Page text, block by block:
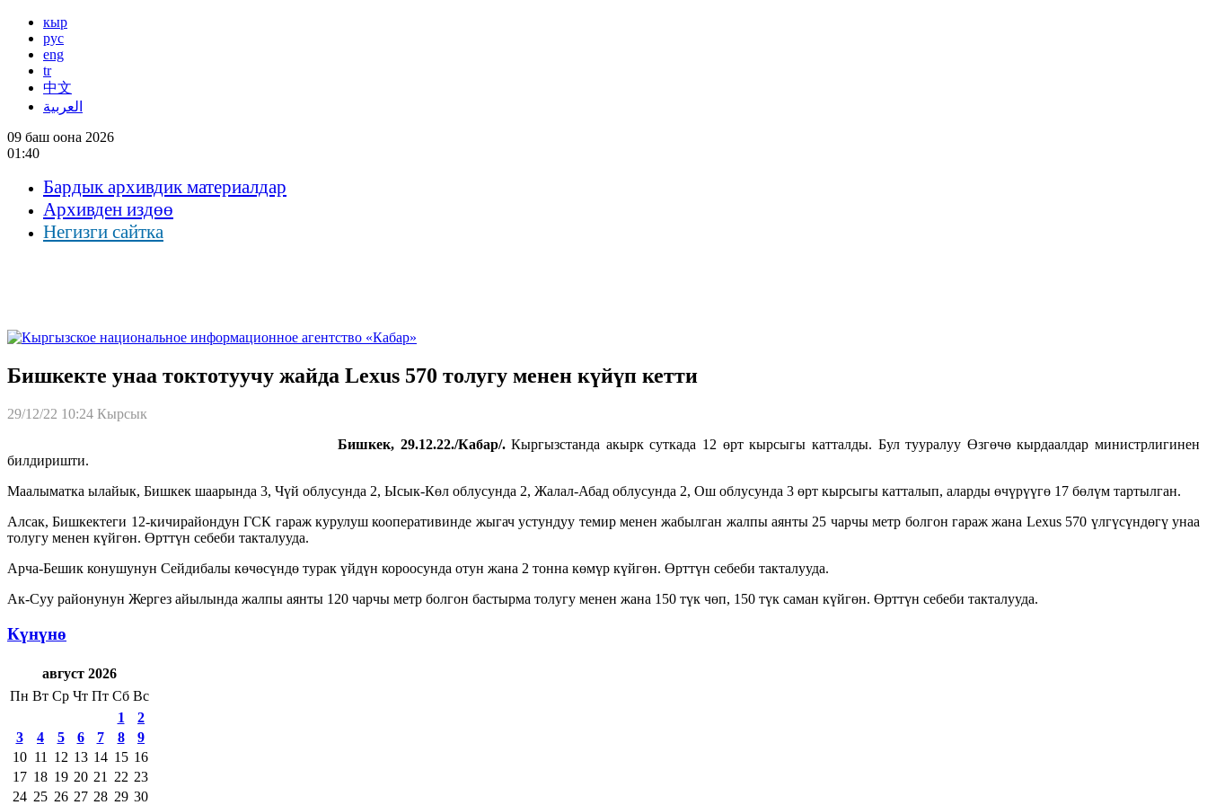
кыр
рус
eng
tr
中文
العربية
09 баш оона 2026
01:40
Бардык архивдик материалдар
Архивден издөө
Негизги сайтка
Бишкекте унаа токтотуучу жайда Lexus 570 толугу менен күйүп кетти
29/12/22 10:24 Кырсык
Бишкек, 29.12.22./Кабар/.Кыргызстанда акырк суткада 12 өрт кырсыгы катталды. Бул тууралуу Өзгөчө кырдаалдар министрлигинен
билдиришти.
Маалыматка ылайык, Бишкек шаарында 3, Чүй облусунда 2, Ысык-Көл облусунда 2, Жалал-Абад облусунда 2, Ош облусунда 3 өрт кырсыгы катталып, аларды өчүрүүгө 17 бөлүм тартылган.
Алсак, Бишкектеги 12-кичирайондун ГСК гараж курулуш кооперативинде жыгач устундуу темир менен жабылган жалпы аянты 25 чарчы метр болгон гараж жана Lexus 570 үлгүсүндөгү унаа
толугу менен күйгөн. Өрттүн себеби такталууда.
Арча-Бешик конушунун Сейдибалы көчөсүндө турак үйдүн короосунда отун жана 2 тонна көмүр күйгөн. Өрттүн себеби такталууда.
Ак-Суу районунун Жергез айылында жалпы аянты 120 чарчы метр болгон бастырма толугу менен жана 150 түк чөп, 150 түк саман күйгөн. Өрттүн себеби такталууда.
Күнүнө
август 2026
Пн Вт Ср Чт Пт Сб Вс
1
2
3
4 5 6 7 8
9
10 11 12 13 14 15 16
17 18 19 20 21 22 23
24 25 26 27 28 29 30